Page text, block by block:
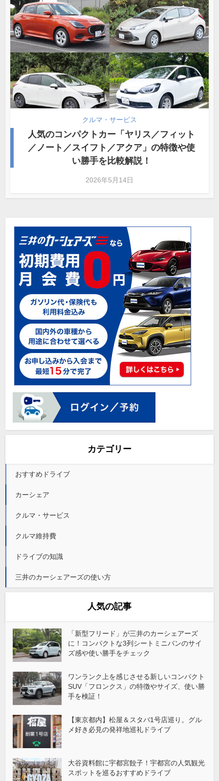
クルマ・サービス
人気のコンパクトカー「ヤリス／フィット
／ノート／スイフト／アクア」の特徴や使
い勝手を比較解説！
2026年5月14日
カテゴリー
おすすめドライブ
カーシェア
クルマ・サービス
クルマ維持費
ドライブの知識
三井のカーシェアーズの使い方
人気の記事
「新型フリード」が三井のカーシェアーズ
に！コンパクトな3列シートミニバンのサイ
ズ感や使い勝手をチェック
ワンランク上を感じさせる新しいコンパクト
SUV「フロンクス」の特徴やサイズ、使い勝
手を検証！
【東京都内】松屋＆スタバ1号店巡り。グル
メ好き必見の発祥地巡礼ドライブ
大谷資料館に宇都宮餃子！宇都宮の人気観光
スポットを巡るおすすめドライブ